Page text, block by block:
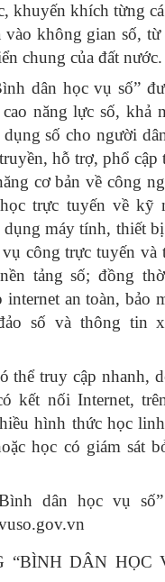
khuyến khích từng
vào không gian số,
chung của đất nước.
dân học vụ số”
năng lực số, khả
số cho người
hỗ trợ, phổ
cơ bản về công
trực tuyến về kỹ
dụng máy tính, thiết
công trực tuyến và
tảng số; đồng
an toàn, bảo
số và thông tin
thể truy cập nhanh,
kết nối Internet,
hình thức học
học có giám sát
dân học vụ
“BÌNH DÂN HỌC